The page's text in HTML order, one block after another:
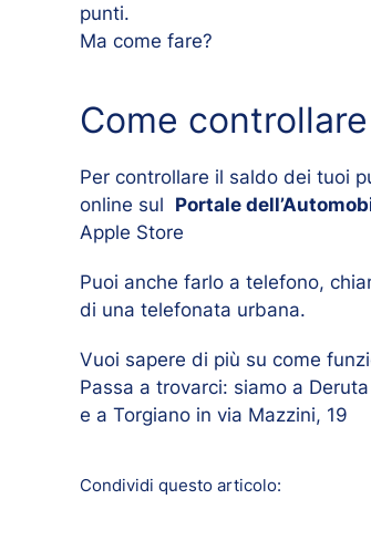
punti.
Ma come fare?
Come
Per controllare il saldo dei tuoi
online sul Portale
Apple Store
Puoi anche farlo a telefono,
di una telefonata urbana.
Vuoi sapere di più su come
Passa a trovarci: siamo a
e a Torgiano in via Mazzini, 19
Condividi questo articolo: